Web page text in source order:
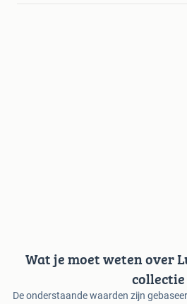
Wat je moet weten over
collectie
De onderstaande waarden zijn